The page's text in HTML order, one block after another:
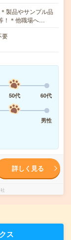
製品やサンプル品
！＊他職場へ…
要
50代
60代
男性
詳しく見る
ス